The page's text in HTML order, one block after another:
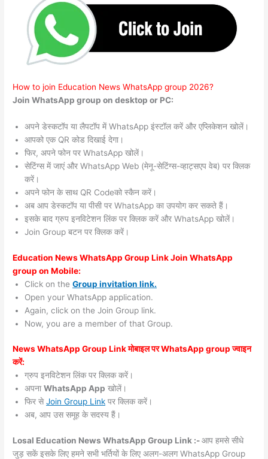
How to join Education News WhatsApp group 2026?
Join WhatsApp group on desktop or PC:
अपने डेस्कटॉप या लैपटॉप में WhatsApp इंस्टॉल करें और एप्लिकेशन खोलें।
आपको एक QR कोड दिखाई देगा।
फिर, अपने फोन पर WhatsApp खोलें।
सेटिंग्स में जाएं और WhatsApp Web (मेनू-सेटिंग्स-व्हाट्सएप वेब) पर क्लिक
करें।
अपने फोन के साथ QR Codeको स्कैन करें।
अब आप डेस्कटॉप या पीसी पर WhatsApp का उपयोग कर सकते हैं।
इसके बाद ग्रुप इनविटेशन लिंक पर क्लिक करें और WhatsApp खोलें।
Join Group बटन पर क्लिक करें।
Education News WhatsApp Group Link Join WhatsApp
group on Mobile:
Click on theGroup invitation link.
Open your WhatsApp application.
Again, click on the Join Group link.
Now, you are a member of that Group.
News WhatsApp Group Link मोबाइल पर WhatsApp group ज्वाइन
करें:
ग्रुप इनविटेशन लिंक पर क्लिक करें।
अपनाWhatsApp App खोलें।
फिर सेJoin Group Link पर क्लिक करें।
अब, आप उस समूह के सदस्य हैं।
Losal Education News WhatsApp Group Link :-आप हमसे सीधे
जुड़ सकें इसके लिए हमने सभी भर्तियों के लिए अलग-अलग WhatsApp Group